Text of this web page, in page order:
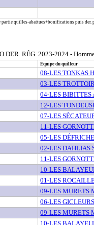
partie quilles-abattues+bonifications puis der.
DER. RÉG. 2023-2024 -
Equipe du quilleur
08-LES TONKAS
03-LES
04-LES BIBITTES
12-LES
07-LES
11-LES
05-LES
02-LES DAHLIAS
11-LES
10-LES
01-LES
09-LES MURETS
06-LES
09-LES MURETS
10-LES